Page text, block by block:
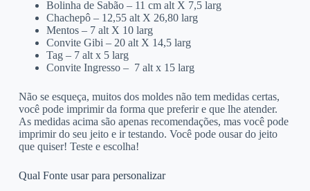
Bolinha de Sabão – 11 cm alt X 7,5 larg
Chachepô – 12,55 alt X 26,80 larg
Mentos – 7 alt X 10 larg
Convite Gibi – 20 alt X 14,5 larg
Tag – 7 alt x 5 larg
Convite Ingresso – 7 alt x 15 larg
Não se esqueça, muitos dos moldes não tem medidas certas,
você pode imprimir da forma que preferir e que lhe atender.
As medidas acima são apenas recomendações, mas você pode
imprimir do seu jeito e ir testando. Você pode ousar do jeito
que quiser! Teste e escolha!
Qual Fonte usar para personalizar